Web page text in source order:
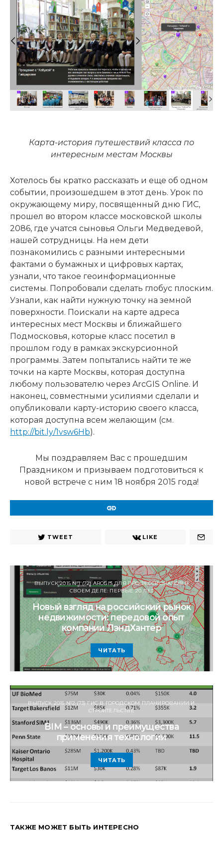
Карта-история путешествий класса по
интересным местам Москвы
Хотелось бы кратко рассказать и еще об одном
событии, произошедшем в этот день. Урок по
окружающему миру, посвященный дню ГИС,
прошел во втором классе московской школы
2086, где учатся сыновья Ольги Медведевой,
нашей сотрудницы. На нем дети
познакомились с разными интересными
фактами о бумажных и цифровых картах,
узнали, что такое геоинформационные
системы. Попробовали сделать глобус плоским.
Узнали, как найти нужную точку на земной
поверхности. Поискали на карте адреса
интересных мест Москвы и ближайшего
Подмосковья, которые класс посетил в
прошлом году в рамках экскурсионной
программы. Затем попытались найти те же
точки на карте Москвы, которая доступна
любому пользователю через ArcGIS Online. И
наконец, совместными усилиями сделали и
опубликовали карту-историю своего класса,
которая доступна всем желающим (см.
http://bit.ly/1vsw6Hb).
Мы поздравляем Вас с прошедшим
Праздником и призываем подготовиться к
новой встрече с ним 18 ноября 2015 года!
TWEET LIKE
ВЫПУСК 2015 №1 (72) ARCGIS ДЛЯ ПРОФЕССИОНАЛОВ В
СВОЕМ ДЕЛЕ: ПЕРВЫЕ 20 ЛЕТ
Новый взгляд на российский рынок
недвижимости: передовой опыт
компании ЛэндХантер
ЧИТАТЬ
ВЫПУСК 2015 №2 (73) ГИС В ГОРОДСКОМ ПЛАНИРОВАНИИ И
СТРОИТЕЛЬСТВЕ
BIM – основы и преимущества
применения технологии
ЧИТАТЬ
ТАКЖЕ МОЖЕТ БЫТЬ ИНТЕРЕСНО